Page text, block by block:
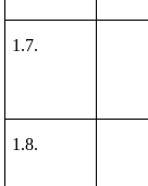
1.7.
1.8.